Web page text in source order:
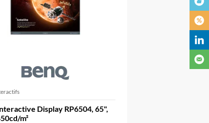
Display RP6504, 65",
m²